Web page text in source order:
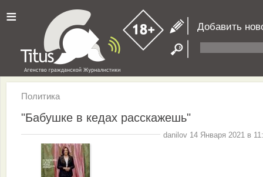
≡ Добавить
Политика
"Бабушке в кедах расскажешь"
danilov 14 Января 2021 в